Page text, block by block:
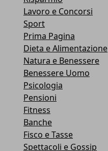
Lavoro e Concorsi
Sport
Prima Pagina
Dieta e Alimentazione
Natura e Benessere
Benessere Uomo
Psicologia
Pensioni
Fitness
Banche
Fisco e Tasse
Spettacoli e Gossip